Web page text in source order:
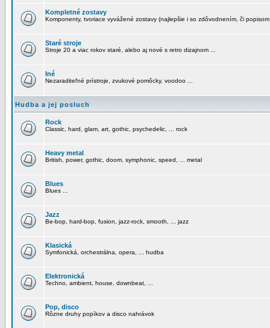
Kompletné zostavy
Komponenty, tvoriace vyvážené zostavy (najlepšie i so zdôvodnením, či
Staré stroje
Stroje 20 a viac rokov staré, alebo aj nové s retro dizajnom ...
Iné
Nezaraditeľné prístroje, zvukové pomôcky, voodoo ...
Hudba a jej posluch
Rock
Classic, hard, glam, art, gothic, psychedelic, ... rock
Heavy metal
British, power, gothic, doom, symphonic, speed, ... metal
Blues
Blues ...
Jazz
Be-bop, hard-bop, fusion, jazz-rock, smooth, ... jazz
Klasická
Symfonická, orchestrálna, opera, ... hudba
Elektronická
Techno, ambient, house, downbeat, ...
Pop, disco
Rôzne druhy popíkov a disco nahrávok